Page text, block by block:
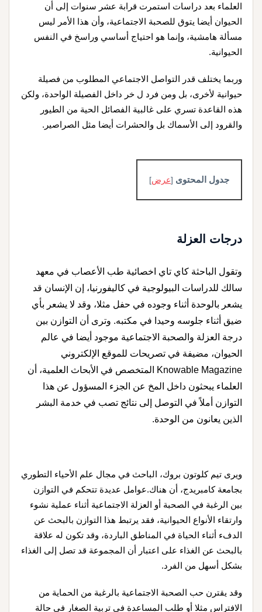
العلماء بعد دراسات استمرت قرابة عشر سنوات إلى أن
الحيوان أيضا يتوق للصحبة الاجتماعية، وأن هذا الأمر ليس
مسألة هامشية، وإنما هو احتياج أساسي وراسخ في النفس
الحيوانية.
وربما يختلف قدر التواصل الاجتماعي المطلوب من فصيلة
حيوانية لأخرى، بل ومن فرد ل خر داخل الفصيلة الواحدة، ولكن
هذه القاعدة تسري على غالبية الفصائل الحية من الطيور
والقرود إلى الأسماك بل والحشرات أيضا مثل الصراصير.
جدول المحتوى [عرض]
درجات العزلة
وتقول الباحثة كاي تاي اخصائية طب الأعصاب في معهد
سالك للدراسات البيولوجية في كاليفورنيا، إن الإنسان قد
يشعر بالوحدة أثناء وجوده في حفل مثلا، وقد لا يشعر بأي
ضيق أثناء جلوسه وحيدا في مكتبه. وترى أن التوازن بين
درجة العزلة والصحبة الاجتماعية موجود أيضا في عالم
الحيوان، مضيفة في تصريحات للموقع الإلكتروني
Knowable Magazine المتخصص في الأبحاث العلمية، أن
العلماء يبحثون داخل المخ عن الجزء المسؤول عن هذا
التوازن أملاً في التوصل إلى نتائج تصب في خدمة البشر
الذين يعانون من الوحدة.
ويرى تيم كلوتون بروك، الباحث في مجال علم الأحياء التطوري
بجامعة كامبريدج، أن هناك.عوامل عديدة تتحكم في التوازن
بين الرغبة في الصحبة أو العزلة الاجتماعية أثناء عملية نشوء
وارتقاء الأنواع الحيوانية، فقد يرتبط هذا التوازن بالبحث عن
الدفء أثناء الحياة في المناطق الباردة، وقد تكون له علاقة
بالبحث عن الغذاء على اعتبار أن المجموعة قد تصل إلى الغذاء
بشكل أسهل من الفرد.
وقد يقترن حب الصحبة الاجتماعية بالرغبة من الحماية من
الافتراس مثلا أو طلب المساعدة في تربية الصغار في حالة